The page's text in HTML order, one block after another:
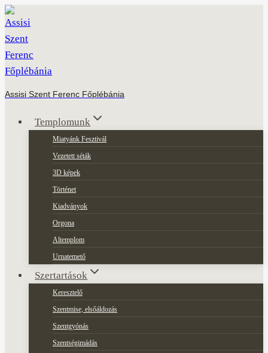
Skip
to
content
Assisi Szent Ferenc Főplébánia
Templomunk
Miatyánk Fesztivál
Vezetett séták
3D képek
Történet
Kiadványok
Orgona
Altemplom
Urnatemető
Szertartások
Keresztelő
Szentmise, elsőáldozás
Szentgyónás
Szentségimádás